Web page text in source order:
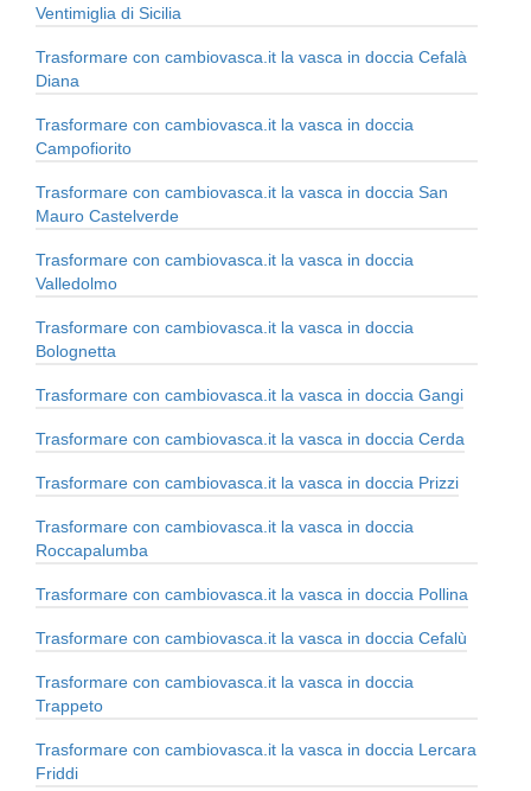
Ventimiglia di Sicilia
Trasformare con cambiovasca.it la vasca in doccia Cefalà
Diana
Trasformare con cambiovasca.it la vasca in doccia
Campofiorito
Trasformare con cambiovasca.it la vasca in doccia San
Mauro Castelverde
Trasformare con cambiovasca.it la vasca in doccia
Valledolmo
Trasformare con cambiovasca.it la vasca in doccia
Bolognetta
Trasformare con cambiovasca.it la vasca in doccia Gangi
Trasformare con cambiovasca.it la vasca in doccia Cerda
Trasformare con cambiovasca.it la vasca in doccia Prizzi
Trasformare con cambiovasca.it la vasca in doccia
Roccapalumba
Trasformare con cambiovasca.it la vasca in doccia Pollina
Trasformare con cambiovasca.it la vasca in doccia Cefalù
Trasformare con cambiovasca.it la vasca in doccia
Trappeto
Trasformare con cambiovasca.it la vasca in doccia Lercara
Friddi